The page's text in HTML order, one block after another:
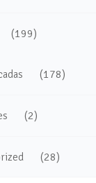
(199)
(178)
(2)
(28)